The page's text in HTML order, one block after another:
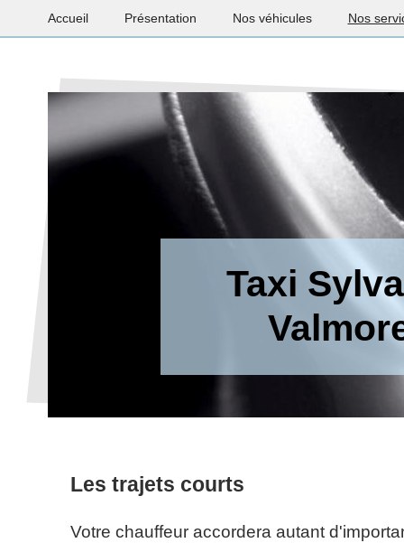
Accueil Présentation Nos véhicules Nos
Taxi
Les trajets courts
Votre chauffeur accordera autant